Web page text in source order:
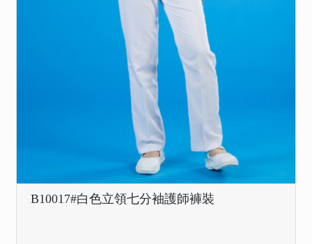
B10017#白色立領七分袖護師褲裝